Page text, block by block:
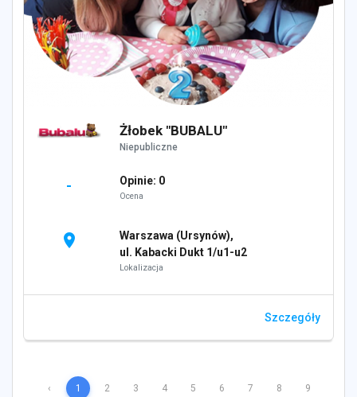
Żłobek "BUBALU"
Niepubliczne
- Opinie: 0
Ocena
location_on
Warszawa (Ursynów),
ul. Kabacki Dukt 1/u1-u2
Lokalizacja
Szczegóły
‹ 1 2 3 4 5 6 7 8 9